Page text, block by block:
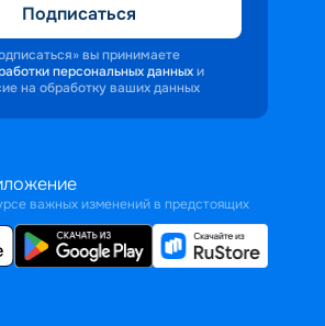
Подписаться
вы принимаете
персональных данных и
на обработку ваших данных
важных изменений в предстоящих